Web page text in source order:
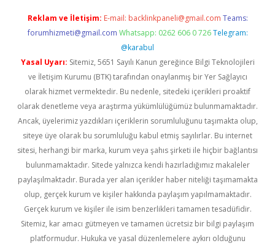
Reklam ve İletişim: E-mail: backlinkpaneli@gmail.com Teams:
forumhizmeti@gmail.com Whatsapp: 0262 606 0 726 Telegram:
@karabul
Yasal Uyarı: Sitemiz, 5651 Sayılı Kanun gereğince Bilgi Teknolojileri
ve İletişim Kurumu (BTK) tarafından onaylanmış bir Yer Sağlayıcı
olarak hizmet vermektedir. Bu nedenle, sitedeki içerikleri proaktif
olarak denetleme veya araştırma yükümlülüğümüz bulunmamaktadır.
Ancak, üyelerimiz yazdıkları içeriklerin sorumluluğunu taşımakta olup,
siteye üye olarak bu sorumluluğu kabul etmiş sayılırlar. Bu internet
sitesi, herhangi bir marka, kurum veya şahıs şirketi ile hiçbir bağlantısı
bulunmamaktadır. Sitede yalnızca kendi hazırladığımız makaleler
paylaşılmaktadır. Burada yer alan içerikler haber niteliği taşımamakta
olup, gerçek kurum ve kişiler hakkında paylaşım yapılmamaktadır.
Gerçek kurum ve kişiler ile isim benzerlikleri tamamen tesadüfidir.
Sitemiz, kar amacı gütmeyen ve tamamen ücretsiz bir bilgi paylaşım
platformudur. Hukuka ve yasal düzenlemelere aykırı olduğunu